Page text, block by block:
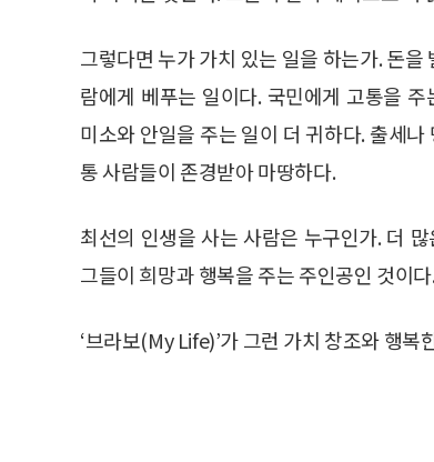
그렇다면 누가 가치 있는 일을 하는가. 돈
람에게 베푸는 일이다. 국민에게 고통을
미소와 안일을 주는 일이 더 귀하다. 출세
통 사람들이 존경받아 마땅하다.
최선의 인생을 사는 사람은 누구인가. 더
그들이 희망과 행복을 주는 주인공인 것이
‘브라보(My Life)’가 그런 가치 창조와 행